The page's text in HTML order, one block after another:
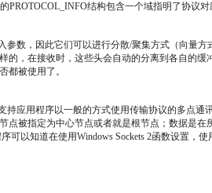
结构包含一个域指明了协议
参数，因此它们可以进行分散/聚集方式（向
，在接收时，这些头会自动的分离到各自的缓
都被使用了。
持应用程序以一般的方式使用传输协议的多点通讯
被指定为中心节点或者就是根节点；数据是在
以知道在使用Windows Sockets 2函数设置，使